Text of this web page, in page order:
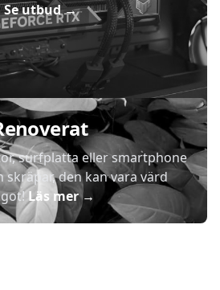
Se utbud→
surfplatta eller smartphone
skräpar, den kan vara värd
Läs mer→